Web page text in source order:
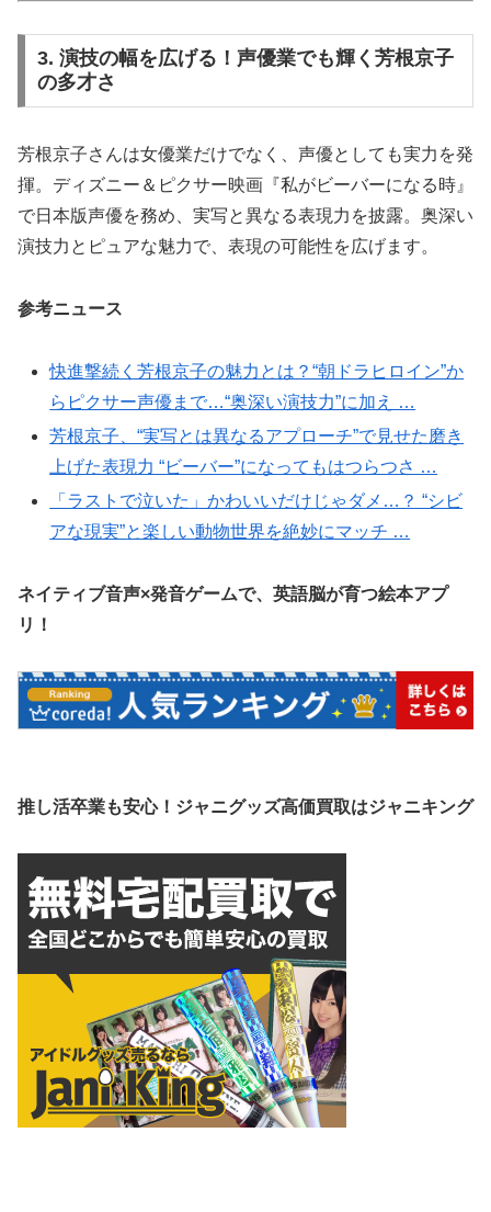
3. 演技の幅を広げる！声優業でも輝く芳根京子
の多才さ
芳根京子さんは女優業だけでなく、声優としても実力を発
揮。ディズニー＆ピクサー映画『私がビーバーになる時』
で日本版声優を務め、実写と異なる表現力を披露。奥深い
演技力とピュアな魅力で、表現の可能性を広げます。
参考ニュース
快進撃続く芳根京子の魅力とは？“朝ドラヒロイン”か
らピクサー声優まで…“奥深い演技力”に加え …
芳根京子、“実写とは異なるアプローチ”で見せた磨き
上げた表現力 “ビーバー”になってもはつらつさ …
「ラストで泣いた」かわいいだけじゃダメ…？ “シビ
アな現実”と楽しい動物世界を絶妙にマッチ …
ネイティブ音声×発音ゲームで、英語脳が育つ絵本アプ
リ！
推し活卒業も安心！ジャニグッズ高価買取はジャニキング